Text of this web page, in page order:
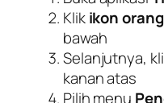
Klikikon orang
bawah
Selanjutnya,
kanan atas
Pilih menu